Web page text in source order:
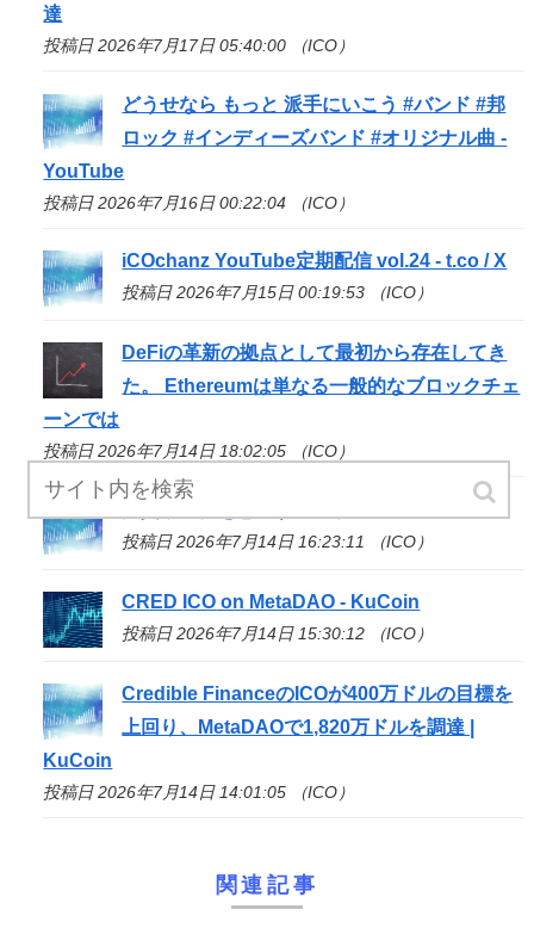
達
投稿日 2026年7月17日 05:40:00 （ICO）
どうせなら もっと 派手にいこう #バンド #邦
ロック #インディーズバンド #オリジナル曲 -
YouTube
投稿日 2026年7月16日 00:22:04 （ICO）
iCOchanz YouTube定期配信 vol.24 - t.co / X
投稿日 2026年7月15日 00:19:53 （ICO）
DeFiの革新の拠点として最初から存在してき
た。 Ethereumは単なる一般的なブロックチェ
ーンでは
投稿日 2026年7月14日 18:02:05 （ICO）
投稿日 2026年7月14日 16:23:11 （ICO）
CRED ICO on MetaDAO - KuCoin
投稿日 2026年7月14日 15:30:12 （ICO）
Credible Financeの ICOが400万ドルの目標を
上回り、MetaDAOで1,820万ドルを調達 |
KuCoin
投稿日 2026年7月14日 14:01:05 （ICO）
関連記事